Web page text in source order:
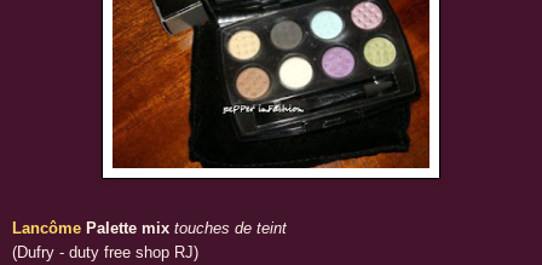
Lancôme Palette mix touches de teint
(Dufry - duty free shop RJ)